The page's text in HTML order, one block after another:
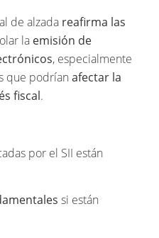
de alzada reafirma las
la emisión de
, especialmente
que podrían afectar la
fiscal.
por el SII están
si están